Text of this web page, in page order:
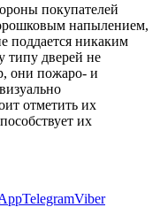
покупателей
напылением,
поддается никаким
типу дверей не
они пожаро- и
отметить их
их
TelegramViber